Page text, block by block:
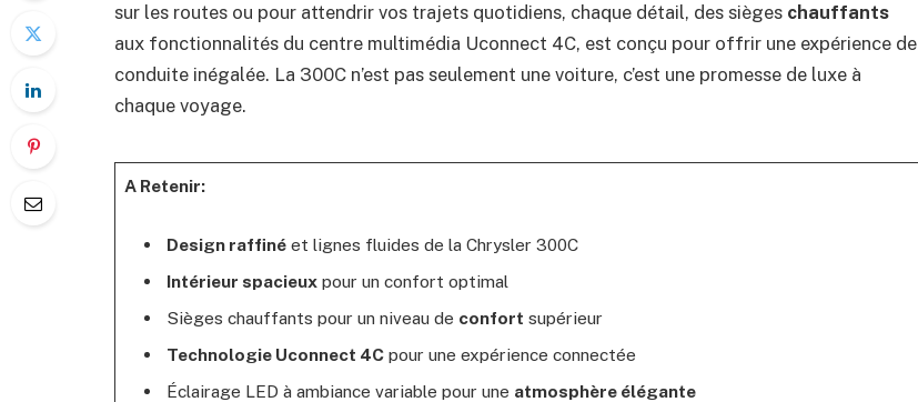
sur les routes ou pour attendrir vos trajets quotidiens, chaque détail, des sièges chauffants
aux fonctionnalités du centre multimédia Uconnect 4C, est conçu pour offrir une expérience de
conduite inégalée. La 300C n’est pas seulement une voiture, c’est une promesse de luxe à
chaque voyage.
A Retenir:
Design raffinéet lignes fluides de la Chrysler 300C
Intérieur spacieuxpour un confort optimal
Sièges chauffants pour un niveau de confort supérieur
Technologie Uconnect 4Cpour une expérience connectée
Éclairage LED à ambiance variable pour une atmosphère élégante